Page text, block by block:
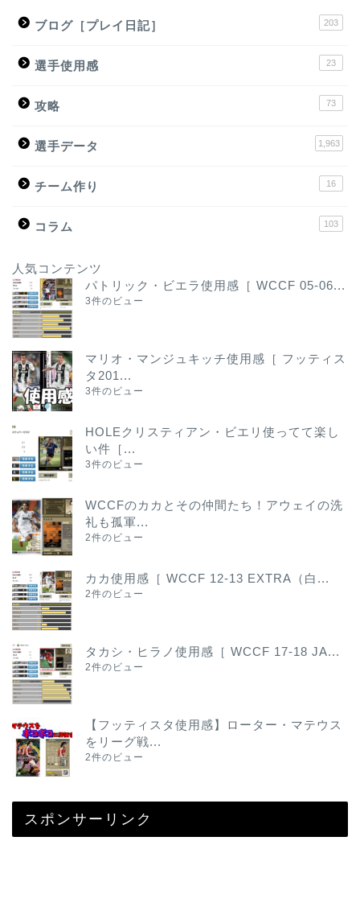
ブログ［プレイ日記］ 203
選手使用感 23
攻略 73
選手データ 1,963
チーム作り 16
コラム 103
人気コンテンツ
パトリック・ビエラ使用感［ WCCF 05-06...
3件のビュー
マリオ・マンジュキッチ使用感［ フッティス
タ201...
3件のビュー
HOLEクリスティアン・ビエリ使ってて楽し
い件［...
3件のビュー
WCCFのカカとその仲間たち！アウェイの洗
礼も孤軍...
2件のビュー
カカ使用感［ WCCF 12-13 EXTRA（白...
2件のビュー
タカシ・ヒラノ使用感［ WCCF 17-18 JA...
2件のビュー
【フッティスタ使用感】ローター・マテウス
をリーグ戦...
2件のビュー
スポンサーリンク